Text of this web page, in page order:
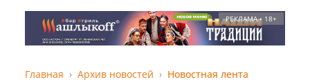
РЕКЛАМА • 18+
Главная Архив новостей Новостная лента